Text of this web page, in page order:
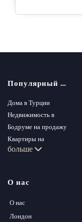
Популярный поиск
Дома в Турции
Недвижимость в
Бодруме на продажу
Квартиры на
продажу в Стамбуле
Квартиры на
продажу в Анталии
больше
О нас
О нас
Лондон